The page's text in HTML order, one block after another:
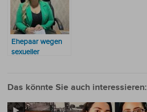
Ehepaar wegen
sexueller
Minderjährigen
Das könnte Sie auch interessieren: